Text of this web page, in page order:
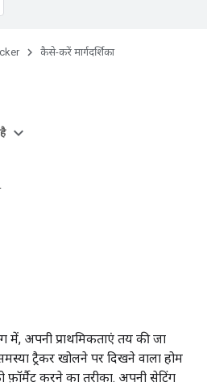
कैसे-करें मार्गदर्शिका
में, अपनी प्राथमिकताएं तय की जा
ट्रैकर खोलने पर दिखने वाला होम
करने का तरीका. अपनी सेटिंग